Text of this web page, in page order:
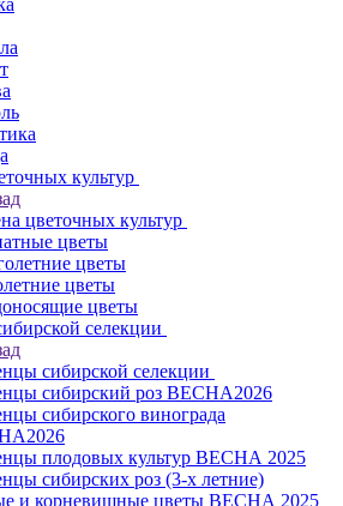
культур
цветочных культур
цветы
цветы
цветы
цветы
селекции
сибирской селекции
сибирский роз ВЕСНА2026
сибирского винограда
плодовых культур ВЕСНА 2025
сибирских роз (3-х летние)
и корневищные цветы ВЕСНА 2025